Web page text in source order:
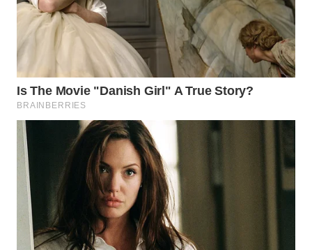
CIANJUR
WN
KEPULAUAN
WN
TANGERANG
BINJAI
WN
CIREBON